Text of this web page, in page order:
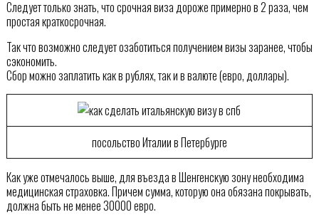
Следует только знать, что срочная виза дороже примерно в 2 раза, чем
простая краткосрочная.
Так что возможно следует озаботиться получением визы заранее, чтобы
сэкономить.
Сбор можно заплатить как в рублях, так и в валюте (евро, доллары).
посольство Италии в Петербурге
Как уже отмечалось выше, для въезда в Шенгенскую зону необходима
медицинская страховка. Причем сумма, которую она обязана покрывать,
должна быть не менее 30000 евро.